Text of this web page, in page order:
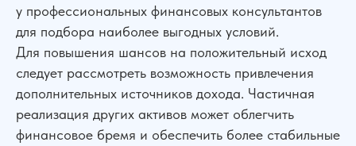
у профессиональных финансовых консультантов
для подбора наиболее выгодных условий.
Для повышения шансов на положительный исход
следует рассмотреть возможность привлечения
дополнительных источников дохода. Частичная
реализация других активов может облегчить
финансовое бремя и обеспечить более стабильные